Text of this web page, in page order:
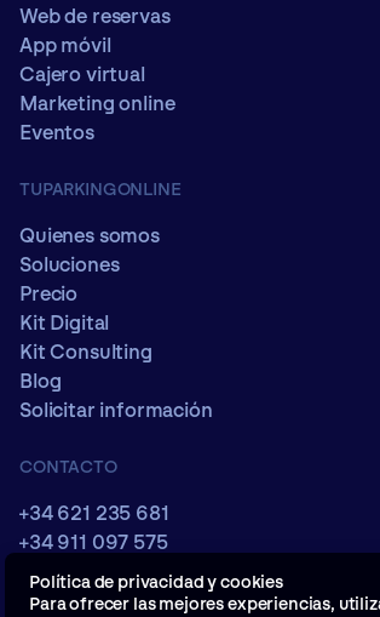
Web de reservas
App móvil
Cajero virtual
Marketing online
Eventos
TUPARKINGONLINE
Quienes somos
Soluciones
Precio
Kit Digital
Kit Consulting
Blog
Solicitar información
CONTACTO
+34 621 235 681
+34 911 097 575
comercial@tuparkingonline.com
Política de privacidad y cookies
Para ofrecer las mejores experiencias,